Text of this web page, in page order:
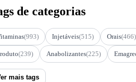
de categorias
(993) Injetáveis(515) Orais(466)
(239) Anabolizantes(225)
mais tags